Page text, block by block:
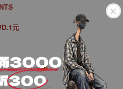
元
功取件〉獲得 1260 N POINTS